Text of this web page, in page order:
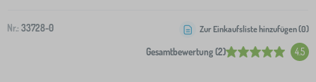
Nr.: 33728-0
Gesamtbewertung (2) 4.5
Zur Einkaufsliste hinzufügen (0)